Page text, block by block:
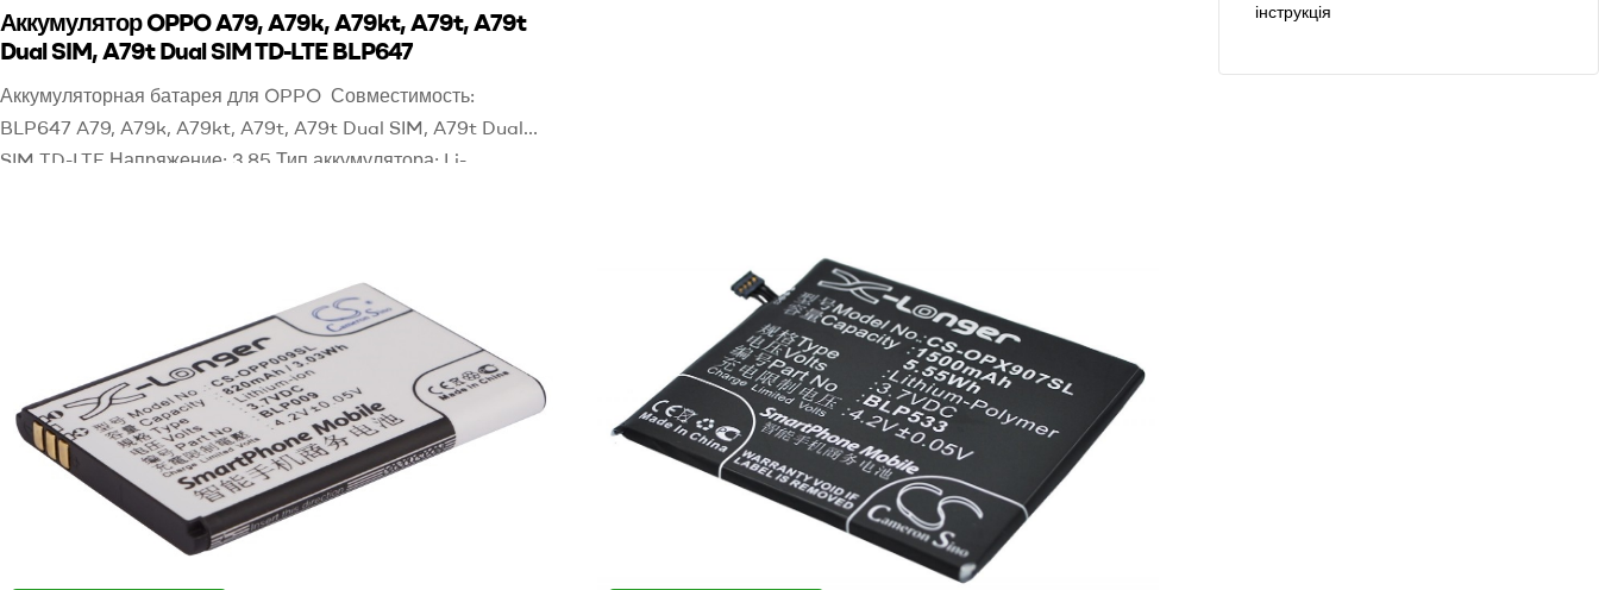
Аккумулятор OPPO A79, A79k, A79kt, A79t, A79t
Dual SIM, A79t Dual SIM TD-LTE BLP647
Аккумуляторная батарея для OPPO Совместимость:
BLP647 A79, A79k, A79kt, A79t, A79t Dual SIM, A79t Dual
SIM TD-LTE Напряжение: 3,85 Тип аккумулятора: Li-
інструкція